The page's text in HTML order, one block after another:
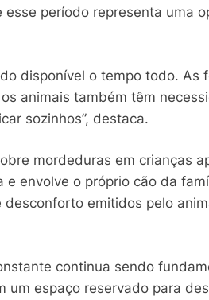
esse período representa uma
disponível o tempo todo. As
animais também têm
sozinhos”, destaca.
mordeduras em crianças
e envolve o próprio cão da
emitidos pelo
continua sendo
um espaço reservado para